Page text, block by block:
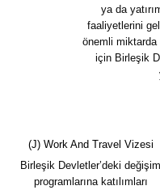
ya da
faaliyetlerini
önemli miktarda
için Birleşik
(J) Work And Travel Vizesi
Birleşik Devletler’deki değişim
programlarına katılımları